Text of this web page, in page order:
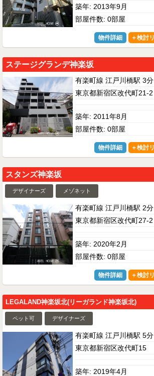
築年: 2013年9月
部屋件数: 0部屋
物件詳細
ステージグランデ神楽坂
有楽町線 江戸川橋駅 3分
東京都新宿区改代町21-2
築年: 2011年8月
部屋件数: 0部屋
物件詳細
スタンズ神楽坂
デザイナーズ メゾネット
有楽町線 江戸川橋駅 2分
東京都新宿区改代町27-2
築年: 2020年2月
部屋件数: 0部屋
物件詳細
LEGALAND神楽坂北(リーガランド神楽坂北)
ペット可 デザイナーズ
有楽町線 江戸川橋駅 5分
東京都新宿区改代町15
築年: 2019年4月